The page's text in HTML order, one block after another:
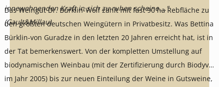
innewohnenden Kraft in sich zu ruhen scheine….“
(Gault&Millau).
Das Weingut Dr. Bürklin-Wolf zählt mit fast 90 ha Rebfläche zu
den größten deutschen Weingütern in Privatbesitz. Was Bettina
Bürklin-von Guradze in den letzten 20 Jahren erreicht hat, ist in
der Tat bemerkenswert. Von der kompletten Umstellung auf
biodynamischen Weinbau (mit der Zertifizierung durch Biodyvin
im Jahr 2005) bis zur neuen Einteilung der Weine in Gutsweine,